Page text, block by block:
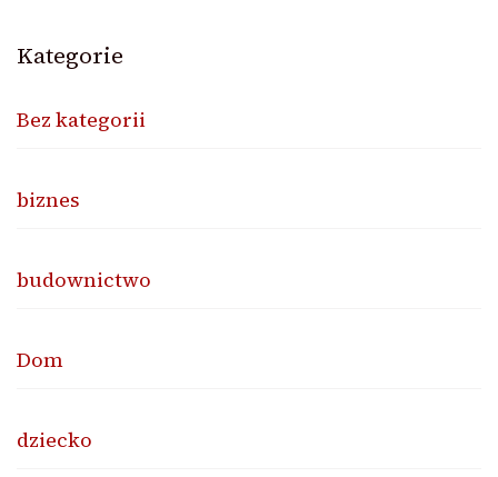
Kategorie
Bez kategorii
biznes
budownictwo
Dom
dziecko